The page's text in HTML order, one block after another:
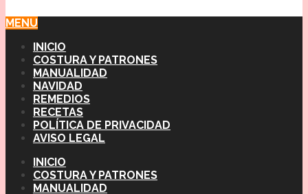
MENU
INICIO
COSTURA Y PATRONES
MANUALIDAD
NAVIDAD
REMEDIOS
RECETAS
POLÍTICA DE PRIVACIDAD
AVISO LEGAL
INICIO
COSTURA Y PATRONES
MANUALIDAD